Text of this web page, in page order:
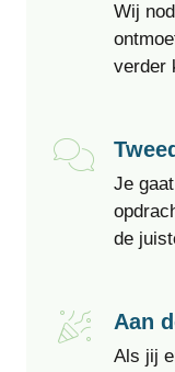
Wij
verder
Je
de
Aan
Als jij